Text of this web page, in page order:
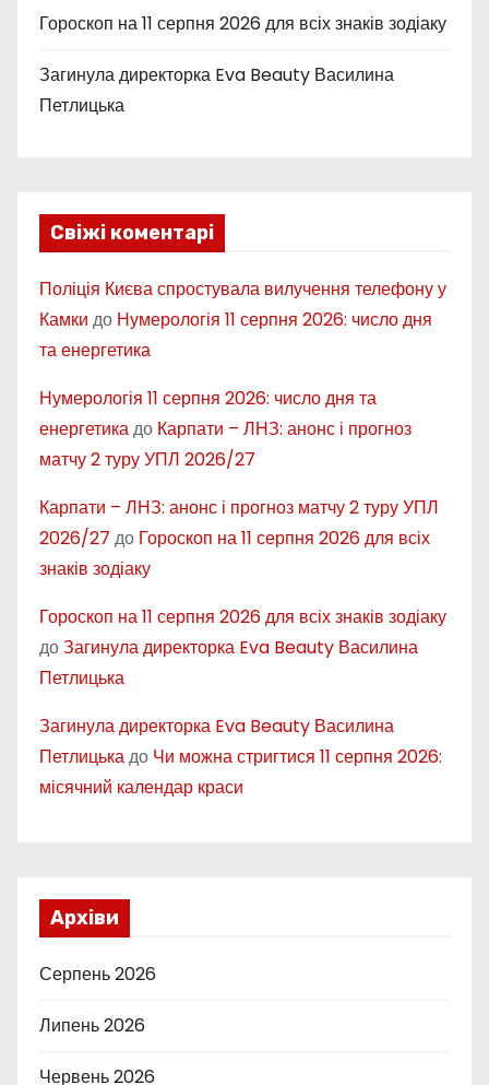
Гороскоп на 11 серпня 2026 для всіх знаків зодіаку
Загинула директорка Eva Beauty Василина
Петлицька
Свіжі коментарі
Поліція Києва спростувала вилучення телефону у
Камки до Нумерологія 11 серпня 2026: число дня
та енергетика
Нумерологія 11 серпня 2026: число дня та
енергетикадо Карпати – ЛНЗ: анонс і прогноз
матчу 2 туру УПЛ 2026/27
Карпати – ЛНЗ: анонс і прогноз матчу 2 туру УПЛ
2026/27 до Гороскоп на 11 серпня 2026 для всіх
знаків зодіаку
Гороскоп на 11 серпня 2026 для всіх знаків зодіаку
доЗагинула директорка Eva Beauty Василина
Петлицька
Загинула директорка Eva Beauty Василина
Петлицькадо Чи можна стригтися 11 серпня 2026:
місячний календар краси
Архіви
Серпень 2026
Липень 2026
Червень 2026